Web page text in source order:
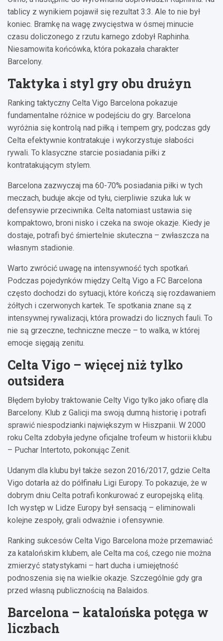
tablicy z wynikiem pojawił się rezultat 3:3. Ale to nie był
koniec. Bramkę na wagę zwycięstwa w ósmej minucie
czasu doliczonego z rzutu karnego zdobył Raphinha.
Niesamowita końcówka, która pokazała charakter
Barcelony.
Taktyka i styl gry obu drużyn
Ranking taktyczny Celta Vigo Barcelona pokazuje
fundamentalne różnice w podejściu do gry. Barcelona
wyróżnia się kontrolą nad piłką i tempem gry, podczas gdy
Celta efektywnie kontratakuje i wykorzystuje słabości
rywali. To klasyczne starcie posiadania piłki z
kontratakującym stylem.
Barcelona zazwyczaj ma 60-70% posiadania piłki w tych
meczach, buduje akcje od tyłu, cierpliwie szuka luk w
defensywie przeciwnika. Celta natomiast ustawia się
kompaktowo, broni nisko i czeka na swoje okazje. Kiedy je
dostaje, potrafi być śmiertelnie skuteczna – zwłaszcza na
własnym stadionie.
Warto zwrócić uwagę na intensywność tych spotkań.
Podczas pojedynków między Celtą Vigo a FC Barcelona
często dochodzi do sytuacji, które kończą się rozdawaniem
żółtych i czerwonych kartek. Te spotkania znane są z
intensywnej rywalizacji, która prowadzi do licznych fauli. To
nie są grzeczne, techniczne mecze – to walka, w której
emocje sięgają zenitu.
Celta Vigo – więcej niż tylko
outsidera
Błędem byłoby traktowanie Celty Vigo tylko jako ofiarę dla
Barcelony. Klub z Galicji ma swoją dumną historię i potrafi
sprawić niespodzianki największym w Hiszpanii. W 2000
roku Celta zdobyła jedyne oficjalne trofeum w historii klubu
– Puchar Intertoto, pokonując Zenit.
Udanym dla klubu był także sezon 2016/2017, gdzie Celta
Vigo dotarła aż do półfinału Ligi Europy. To pokazuje, że w
dobrym dniu Celta potrafi konkurować z europejską elitą.
Ich występ w Lidze Europy był sensacją – eliminowali
kolejne zespoły, grali odważnie i ofensywnie.
Ranking sukcesów Celta Vigo Barcelona może przemawiać
za katalońskim klubem, ale Celta ma coś, czego nie można
zmierzyć statystykami – hart ducha i umiejętność
podnoszenia się na wielkie okazje. Szczególnie gdy gra
przed własną publicznością na Balaidos.
Barcelona – katalońska potęga w
liczbach